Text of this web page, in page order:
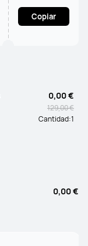
Copiar
0,00 €
129,00 €
Cantidad:1
0,00 €